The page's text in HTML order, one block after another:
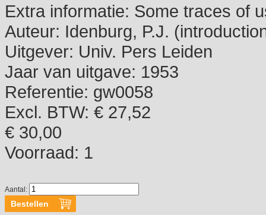
Extra informatie: Some traces of
Auteur: Idenburg, P.J.
Uitgever: Univ. Pers Leiden
Jaar van uitgave: 1953
Referentie: gw0058
Excl. BTW: € 27,52
€ 30,00
Voorraad: 1
Aantal: